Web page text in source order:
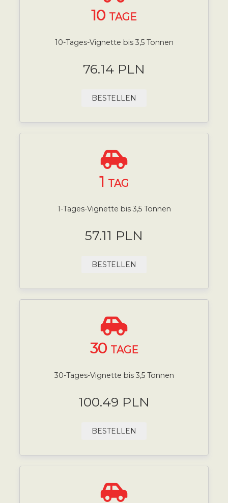
10 TAGE
10-Tages-Vignette bis 3,5 Tonnen
76.14 PLN
BESTELLEN
1 TAG
1-Tages-Vignette bis 3,5 Tonnen
57.11 PLN
BESTELLEN
30 TAGE
30-Tages-Vignette bis 3,5 Tonnen
100.49 PLN
BESTELLEN